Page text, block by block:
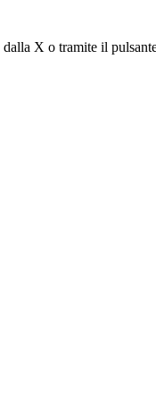
X o tramite il